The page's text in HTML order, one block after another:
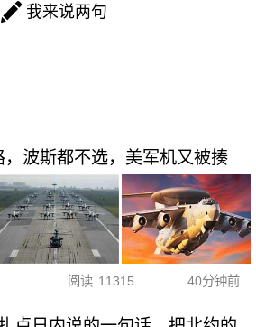
我来说两句
波斯都不选，美军机又被揍
阅读 11315 40分钟前